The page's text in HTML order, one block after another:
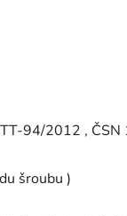
94/2012 , ČSN
šroubu )